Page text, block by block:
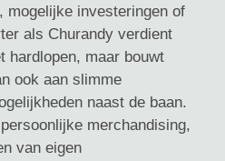
mogelijke investeringen of
als Churandy verdient
hardlopen, maar bouwt
ook aan slimme
naast de baan.
merchandising,
van eigen